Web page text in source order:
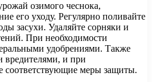
озимого чеснока,
его уходу. Регулярно поливайте
засухи. Удаляйте сорняки и
При необходимости
удобрениями. Также
вредителями, и при
соответствующие меры защиты.